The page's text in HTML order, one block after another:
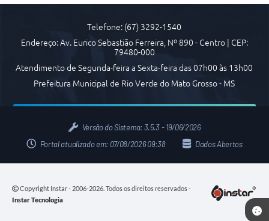
Notícias
Contas Públicas
Serviços Online
Telefone: (67) 3292-1540
Endereço: Av. Eurico Sebastião Ferreira, Nº 890 - Centro | CEP:
79480-000
Atendimento de Segunda-feira a Sexta-feira das 07h00 às 13h00
Prefeitura Municipal de Rio Verde do Mato Grosso - MS
Versão do Sistema: 3.5.3 - 19/06/2026
Portal atualizado em: 07/08/2026 09:38 Dados Abertos
Copyright Instar - 2006-2026. Todos os direitos reservados -
Instar Tecnologia